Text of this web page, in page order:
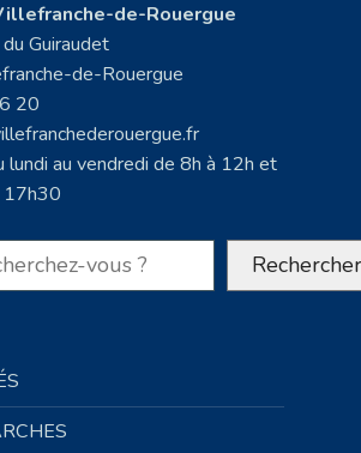
de-Rouergue
Guiraudet
de-Rouergue
20
lundi au vendredi de 8h à 12h et
Rechercher